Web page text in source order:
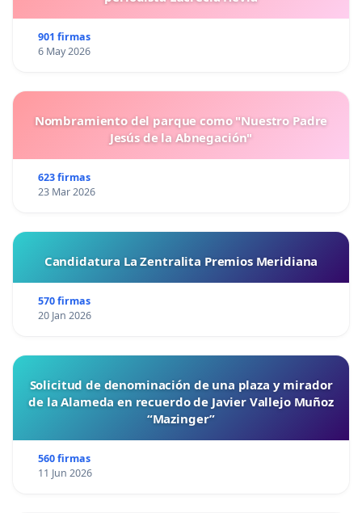
901 firmas
6 May 2026
Nombramiento del parque como "Nuestro Padre
Jesús de la Abnegación"
623 firmas
23 Mar 2026
Candidatura La Zentralita Premios Meridiana
570 firmas
20 Jan 2026
Solicitud de denominación de una plaza y mirador
de la Alameda en recuerdo de Javier Vallejo Muñoz
“Mazinger”
560 firmas
11 Jun 2026